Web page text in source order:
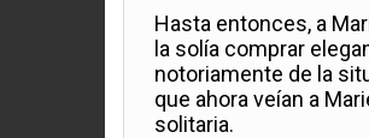
Hasta entonces, a
la solía comprar
notoriamente de la
que ahora veían a
solitaria.